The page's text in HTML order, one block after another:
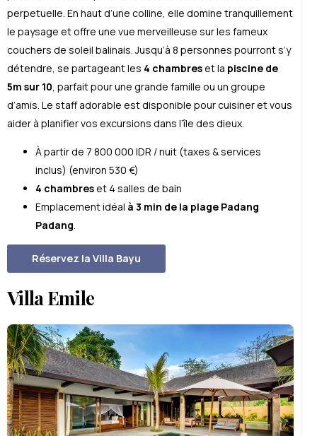
perpetuelle. En haut d’une colline, elle domine tranquillement
le paysage et offre une vue merveilleuse sur les fameux
couchers de soleil balinais. Jusqu’à 8 personnes pourront s’y
détendre, se partageant les 4 chambreset la piscine de
5m sur 10 , parfait pour une grande famille ou un groupe
d’amis. Le staff adorable est disponible pour cuisiner et vous
aider à planifier vos excursions dans l’île des dieux.
À partir de 7 800 000 IDR / nuit (taxes & services
inclus) (environ 530 €)
4 chambreset 4 salles de bain
Emplacement idéal à 3 min de la plage Padang
Padang
Réservez la Villa Bayu
Villa Emile